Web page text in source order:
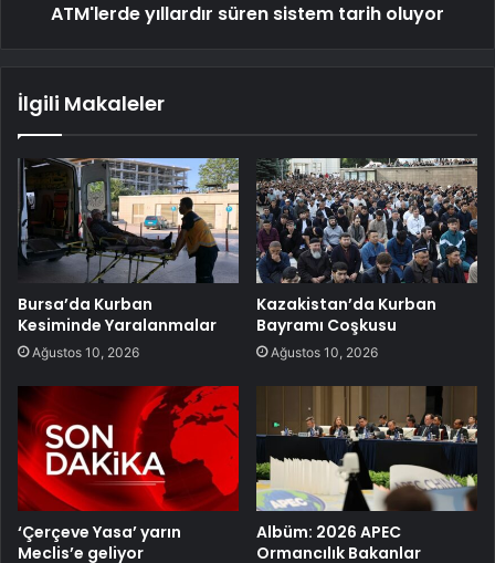
ATM'lerde yıllardır süren sistem tarih oluyor
İlgili Makaleler
Bursa’da Kurban
Kesiminde Yaralanmalar
Ağustos 10, 2026
Kazakistan’da Kurban
Bayramı Coşkusu
Ağustos 10, 2026
‘Çerçeve Yasa’ yarın
Meclis’e geliyor
Albüm: 2026 APEC
Ormancılık Bakanlar